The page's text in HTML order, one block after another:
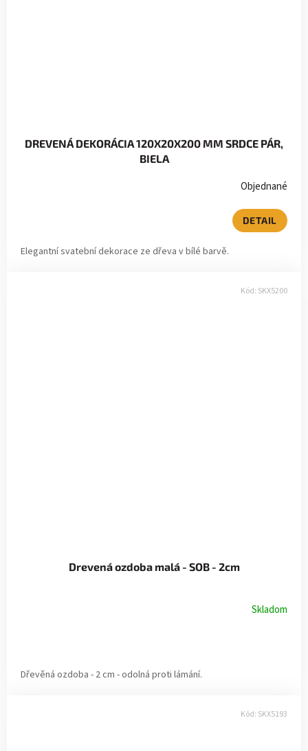
DREVENÁ DEKORÁCIA 120X20X200 MM SRDCE PÁR,
BIELA
Objednané
DETAIL
Elegantní svatební dekorace ze dřeva v bílé barvě.
Drevená ozdoba malá - SOB - 2cm
Skladom
Dřevěná ozdoba - 2 cm - odolná proti lámání.
Kód: SKX5200
Kód: SKX5193